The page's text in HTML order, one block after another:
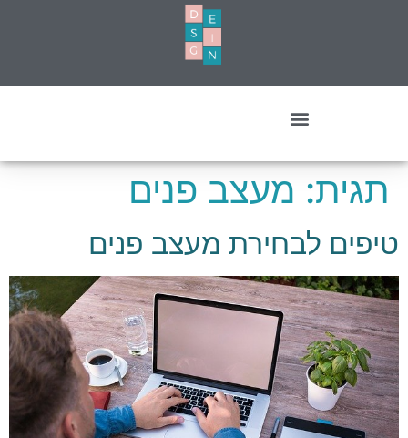
תגית: מעצב פנים
טיפים לבחירת מעצב פנים